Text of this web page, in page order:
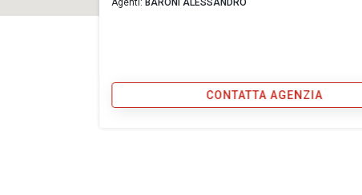
Agenti: BARONI ALESSANDRO
CONTATTA AGENZIA